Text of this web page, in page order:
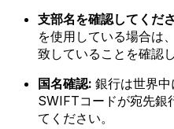
支部名を確認してくだ
を使用している場合は
致していることを確認
国名確認: 銀行は世界中
SWIFTコードが宛先銀
てください。